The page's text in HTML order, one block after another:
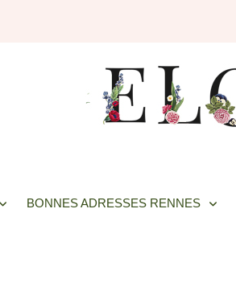
BONNES ADRESSES RENNES